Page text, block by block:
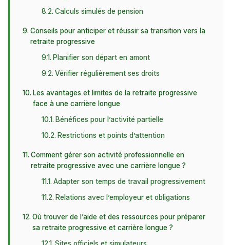
Calculs simulés de pension
Conseils pour anticiper et réussir sa transition vers la
retraite progressive
Planifier son départ en amont
Vérifier régulièrement ses droits
Les avantages et limites de la retraite progressive
face à une carrière longue
Bénéfices pour l’activité partielle
Restrictions et points d’attention
Comment gérer son activité professionnelle en
retraite progressive avec une carrière longue ?
Adapter son temps de travail progressivement
Relations avec l’employeur et obligations
Où trouver de l’aide et des ressources pour préparer
sa retraite progressive et carrière longue ?